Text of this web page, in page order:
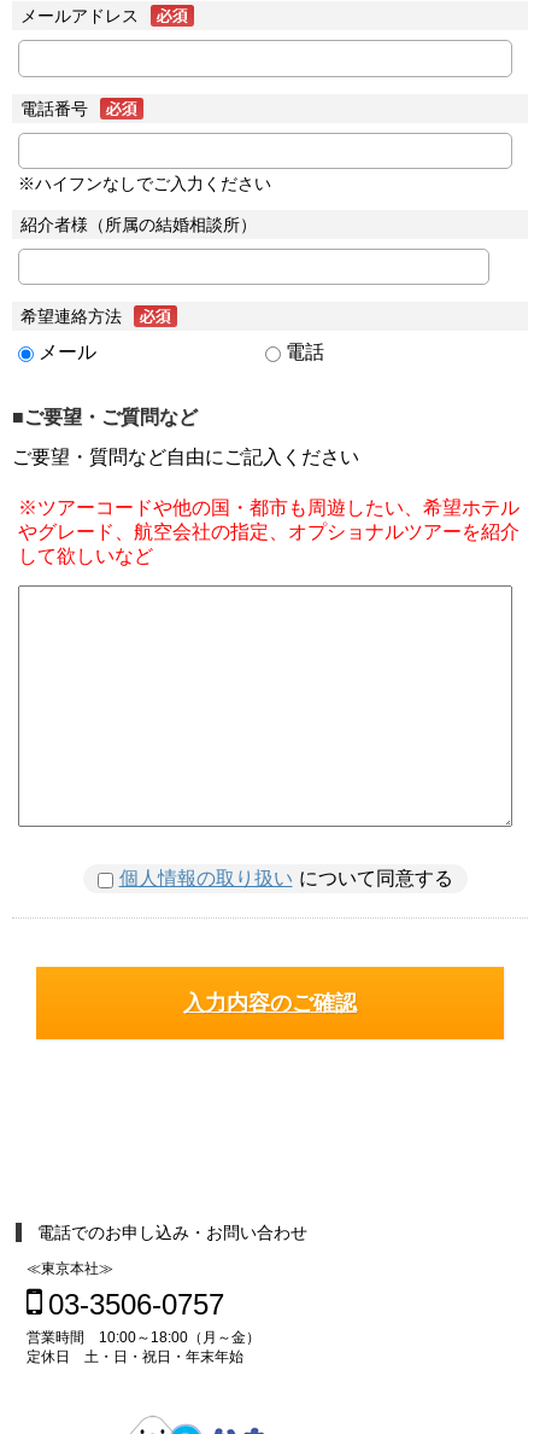
メールアドレス
電話番号
※ハイフンなしでご入力ください
紹介者様（所属の結婚相談所）
希望連絡方法
メール 電話
■ご要望・ご質問など
ご要望・質問など自由にご記入ください
※ツアーコードや他の国・都市も周遊したい、希望ホテル
やグレード、航空会社の指定、オプショナルツアーを紹介
して欲しいなど
個人情報の取り扱い について同意する
電話でのお申し込み・お問い合わせ
≪東京本社≫
03-3506-0757
営業時間 10:00～18:00（月～金）
定休日 土・日・祝日・年末年始